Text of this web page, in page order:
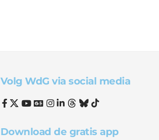
Volg WdG via social media
Download de gratis app